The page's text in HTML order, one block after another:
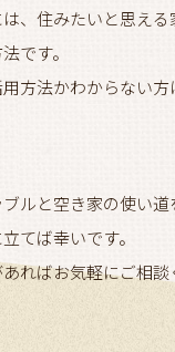
、住みたいと思える
です。
方法かわからない方
ルと空き家の使い
てば幸いです。
ればお気軽にご相談